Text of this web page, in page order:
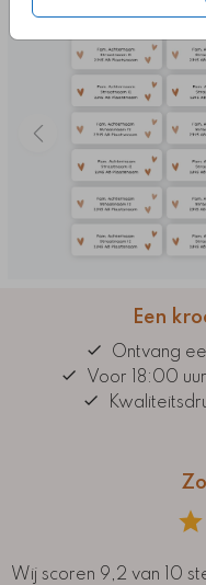
Een
Ontvang
Voor 18:00
Wij scoren 9,2 van 10